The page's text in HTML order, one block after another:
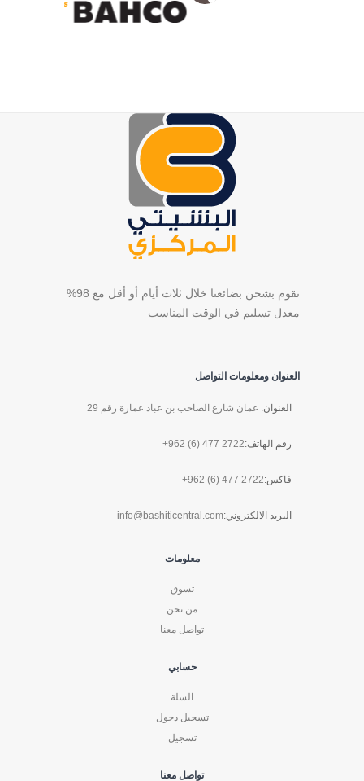
نقوم بشحن بضائعنا خلال ثلاث أيام أو أقل مع 98%
معدل تسليم في الوقت المناسب
العنوان ومعلومات التواصل
العنوان: عمان شارع الصاحب بن عباد عمارة رقم 29
رقم الهاتف:+962 (6) 477 2722
فاكس:+962 (6) 477 2722
البريد الالكتروني:info@bashiticentral.com
معلومات
تسوق
من نحن
تواصل معنا
حسابي
السلة
تسجيل دخول
تسجيل
تواصل معنا